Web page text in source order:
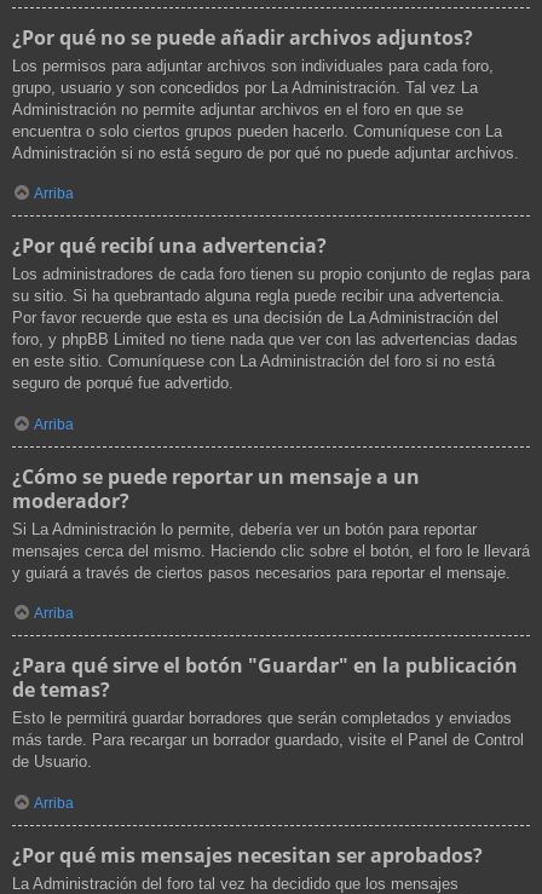
¿Por qué no se puede añadir archivos adjuntos?
Los permisos para adjuntar archivos son individuales para cada foro,
grupo, usuario y son concedidos por La Administración. Tal vez La
Administración no permite adjuntar archivos en el foro en que se
encuentra o solo ciertos grupos pueden hacerlo. Comuníquese con La
Administración si no está seguro de por qué no puede adjuntar archivos.
Arriba
¿Por qué recibí una advertencia?
Los administradores de cada foro tienen su propio conjunto de reglas para
su sitio. Si ha quebrantado alguna regla puede recibir una advertencia.
Por favor recuerde que esta es una decisión de La Administración del
foro, y phpBB Limited no tiene nada que ver con las advertencias dadas
en este sitio. Comuníquese con La Administración del foro si no está
seguro de porqué fue advertido.
Arriba
¿Cómo se puede reportar un mensaje a un
moderador?
Si La Administración lo permite, debería ver un botón para reportar
mensajes cerca del mismo. Haciendo clic sobre el botón, el foro le llevará
y guiará a través de ciertos pasos necesarios para reportar el mensaje.
Arriba
¿Para qué sirve el botón "Guardar" en la publicación
de temas?
Esto le permitirá guardar borradores que serán completados y enviados
más tarde. Para recargar un borrador guardado, visite el Panel de Control
de Usuario.
Arriba
¿Por qué mis mensajes necesitan ser aprobados?
La Administración del foro tal vez ha decidido que los mensajes